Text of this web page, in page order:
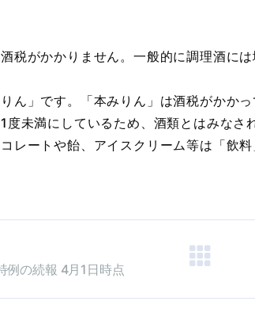
税がかかりません。一般的に調理酒に
ん」です。「本みりん」は酒税がかか
未満にしているため、酒類とはみなさ
ートや飴、アイスクリーム等は「飲
例の続報 4月1日時点